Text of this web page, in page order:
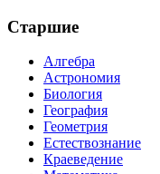
Старшие
Алгебра
Астрономия
Биология
География
Геометрия
Естествознание
Краеведение